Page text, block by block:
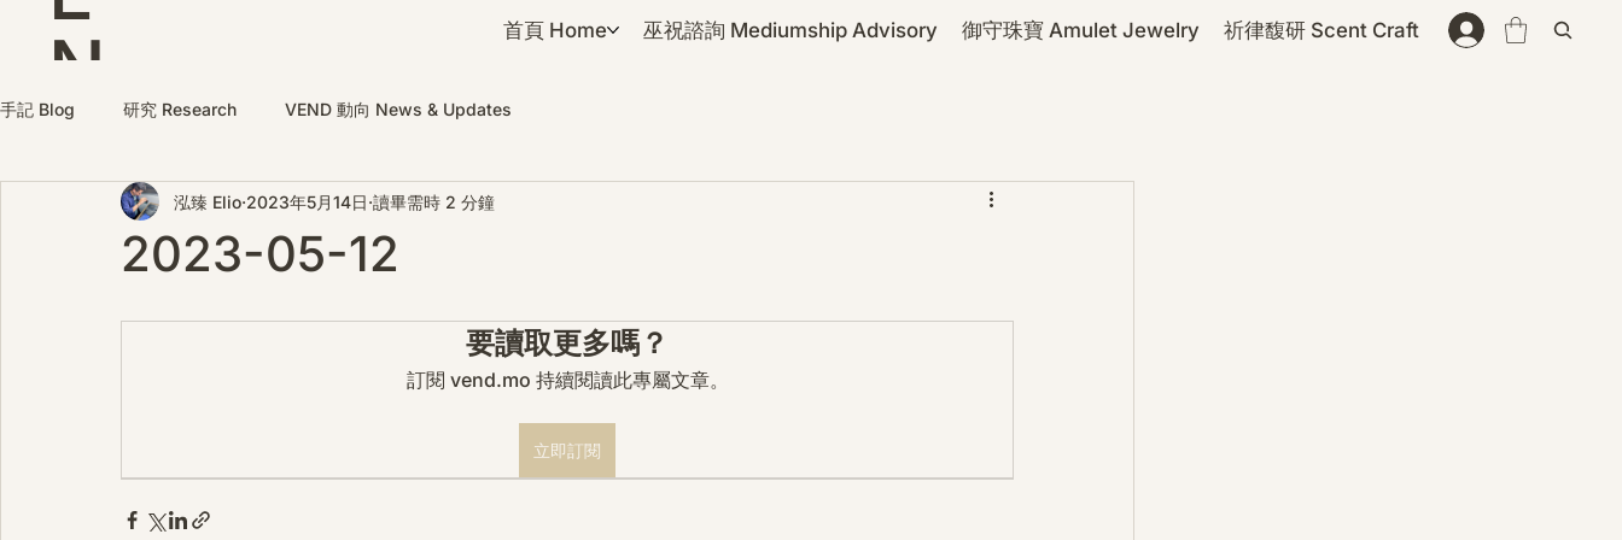
N
D
首頁 Home 巫祝諮詢 Mediumship Advisory 御守珠寶 Amulet Jewelry 祈律馥研 Scent Craft
手記 Blog 研究 Research VEND 動向 News & Updates
2023-05-12
泓臻 Elio 2023年5月14日 讀畢需時 2 分鐘
要讀取更多嗎？
訂閱 vend.mo 持續閱讀此專屬文章。
立即訂閱